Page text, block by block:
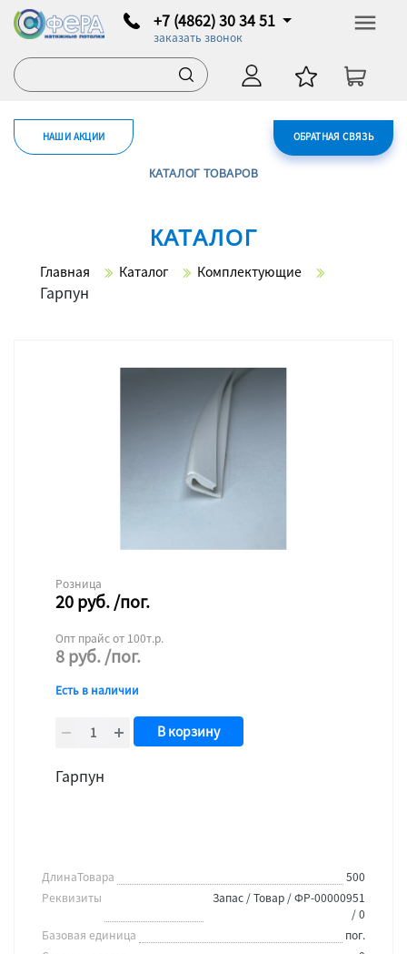
+7 (4862) 30 34 51
заказать звонок
ОБРАТНАЯ СВЯЗЬ
НАШИ АКЦИИ
КАТАЛОГ ТОВАРОВ
КАТАЛОГ
Главная Каталог Комплектующие
Гарпун
Розница
20руб./пог.
Опт прайс от 100т.р.
8руб./пог.
Есть в наличии
В корзину
Гарпун
ДлинаТовара
500
Реквизиты
Запас / Товар / ФР-00000951
/ 0
Базовая единица
пог.